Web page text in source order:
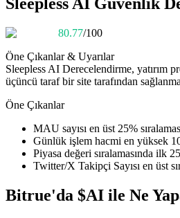
Bilgi
Ticaret bilgileri vb. dahil olmak
Sleepless AI Güvenlik
80.77/100
Öne Çıkanlar & Uyarılar
Sleepless AI Derecelendirme, yatırım
üçüncü taraf bir site tarafından
Öne Çıkanlar
MAU sayısı en üst 25%
Günlük işlem hacmi en yüksek
Piyasa değeri sıralamasında ilk
Twitter/X Takipçi Sayısı en üst
Bitrue'da $AI ile Ne